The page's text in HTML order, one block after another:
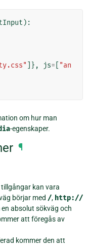
):
]}, js=
"an
om hur man
-egenskaper.
¶
kan vara
börjar med /, http://
absolut sökväg och
att föregås av
kommer den att